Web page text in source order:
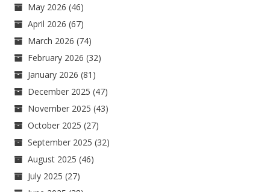
May 2026 (46)
April 2026 (67)
March 2026 (74)
February 2026 (32)
January 2026 (81)
December 2025 (47)
November 2025 (43)
October 2025 (27)
September 2025 (32)
August 2025 (46)
July 2025 (27)